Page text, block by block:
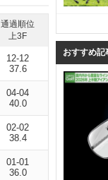
通過順位
上3F
12-12
37.6
04-04
40.0
02-02
38.4
01-01
36.0
おすすめ記